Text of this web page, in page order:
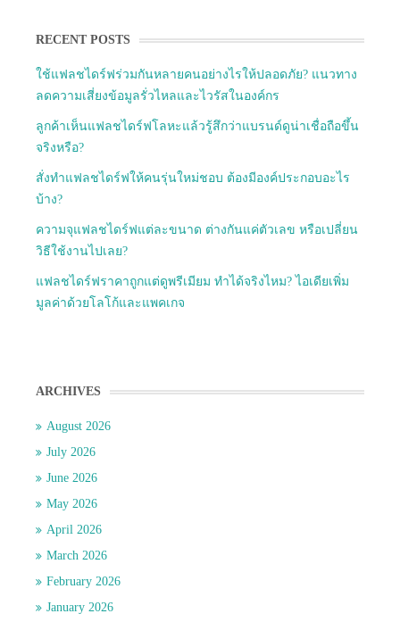
RECENT POSTS
ใช้แฟลชไดร์ฟร่วมกันหลายคนอย่างไรให้ปลอดภัย? แนวทาง
ลดความเสี่ยงข้อมูลรั่วไหลและไวรัสในองค์กร
ลูกค้าเห็นแฟลชไดร์ฟโลหะแล้วรู้สึกว่าแบรนด์ดูน่าเชื่อถือขึ้น
จริงหรือ?
สั่งทำแฟลชไดร์ฟให้คนรุ่นใหม่ชอบ ต้องมีองค์ประกอบอะไร
บ้าง?
ความจุแฟลชไดร์ฟแต่ละขนาด ต่างกันแค่ตัวเลข หรือเปลี่ยน
วิธีใช้งานไปเลย?
แฟลชไดร์ฟราคาถูกแต่ดูพรีเมียม ทำได้จริงไหม? ไอเดียเพิ่ม
มูลค่าด้วยโลโก้และแพคเกจ
ARCHIVES
August 2026
July 2026
June 2026
May 2026
April 2026
March 2026
February 2026
January 2026